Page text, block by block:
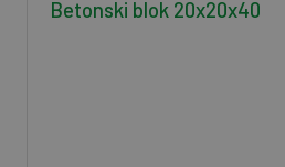
Betonski blok 20x20x40